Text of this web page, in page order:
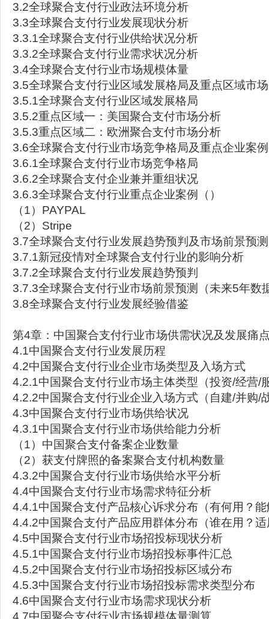
3.2全球聚合支付行业政法环境分析
3.3全球聚合支付行业发展现状分析
3.3.1全球聚合支付行业供给状况分析
3.3.2全球聚合支付行业需求状况分析
3.4全球聚合支付行业市场规模体量
3.5全球聚合支付行业区域发展格局及重点区域市
3.5.1全球聚合支付行业区域发展格局
3.5.2重点区域一：美国聚合支付市场分析
3.5.3重点区域二：欧洲聚合支付市场分析
3.6全球聚合支付行业市场竞争格局及重点企业案
3.6.1全球聚合支付行业市场竞争格局
3.6.2全球聚合支付企业兼并重组状况
3.6.3全球聚合支付行业重点企业案例（）
（1）PAYPAL
（2）Stripe
3.7全球聚合支付行业发展趋势预判及市场前景预测
3.7.1新冠疫情对全球聚合支付行业的影响分析
3.7.2全球聚合支付行业发展趋势预判
3.7.3全球聚合支付行业市场前景预测（未来5年数
3.8全球聚合支付行业发展经验借鉴
第4章：中国聚合支付行业市场供需状况及发展痛
4.1中国聚合支付行业发展历程
4.2中国聚合支付行业企业市场类型及入场方式
4.2.1中国聚合支付行业市场主体类型（投资/经营/
4.2.2中国聚合支付行业企业入场方式（自建/并购/
4.3中国聚合支付行业市场供给状况
4.3.1中国聚合支付行业市场供给能力分析
（1）中国聚合支付备案企业数量
（2）获支付牌照的备案聚合支付机构数量
4.3.2中国聚合支付行业市场供给水平分析
4.4中国聚合支付行业市场需求特征分析
4.4.1中国聚合支付产品核心诉求分布（有何用？
4.4.2中国聚合支付产品应用群体分布（谁在用？
4.5中国聚合支付行业市场招投标现状分析
4.5.1中国聚合支付行业市场招投标事件汇总
4.5.2中国聚合支付行业市场招投标区域分布
4.5.3中国聚合支付行业市场招投标需求类型分布
4.6中国聚合支付行业市场需求现状分析
4.7中国聚合支付行业市场规模体量测算